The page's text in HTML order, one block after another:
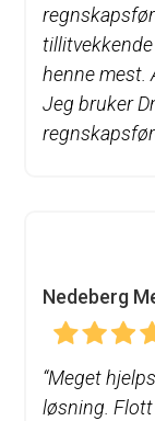
henne mest.
Jeg bruker
Nedeberg
“Meget
løsning.